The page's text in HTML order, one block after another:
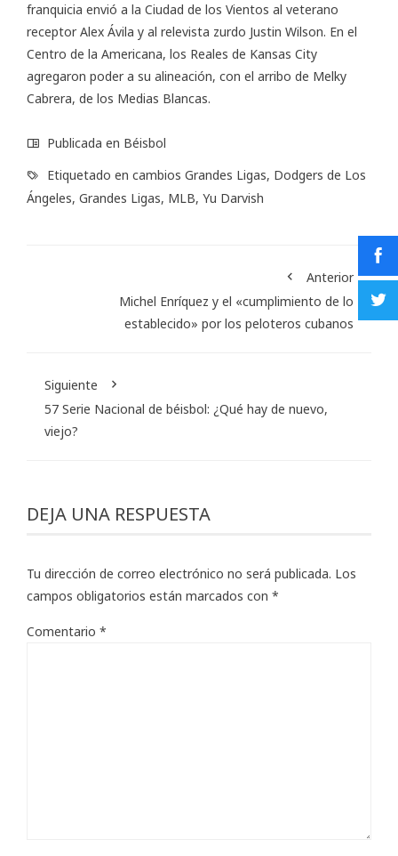
franquicia envió a la Ciudad de los Vientos al veterano
receptor Alex Ávila y al relevista zurdo Justin Wilson. En el
Centro de la Americana, los Reales de Kansas City
agregaron poder a su alineación, con el arribo de Melky
Cabrera, de los Medias Blancas.
Publicada en Béisbol
Etiquetado en cambios Grandes Ligas, Dodgers de Los
Ángeles, Grandes Ligas, MLB, Yu Darvish
Anterior
Michel Enríquez y el «cumplimiento de lo
establecido» por los peloteros cubanos
Siguiente
57 Serie Nacional de béisbol: ¿Qué hay de nuevo,
viejo?
DEJA UNA RESPUESTA
Tu dirección de correo electrónico no será publicada. Los
campos obligatorios están marcados con *
Comentario *